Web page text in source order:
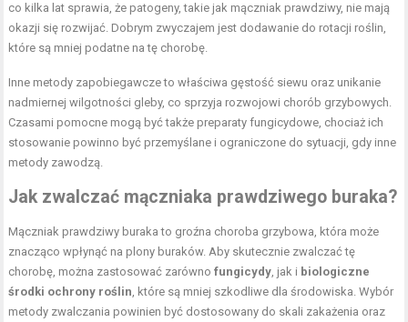
co kilka lat sprawia, że patogeny, takie jak mączniak prawdziwy, nie mają
okazji się rozwijać. Dobrym zwyczajem jest dodawanie do rotacji roślin,
które są mniej podatne na tę chorobę.
Inne metody zapobiegawcze to właściwa gęstość siewu oraz unikanie
nadmiernej wilgotności gleby, co sprzyja rozwojowi chorób grzybowych.
Czasami pomocne mogą być także preparaty fungicydowe, chociaż ich
stosowanie powinno być przemyślane i ograniczone do sytuacji, gdy inne
metody zawodzą.
Jak zwalczać mączniaka prawdziwego buraka?
Mączniak prawdziwy buraka to groźna choroba grzybowa, która może
znacząco wpłynąć na plony buraków. Aby skutecznie zwalczać tę
chorobę, można zastosować zarównofungicydy, jak i biologiczne
środki ochrony roślin, które są mniej szkodliwe dla środowiska. Wybór
metody zwalczania powinien być dostosowany do skali zakażenia oraz